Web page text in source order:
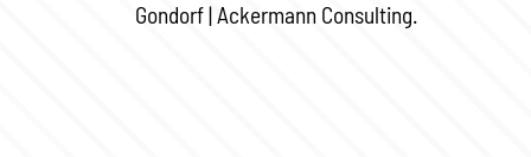
Gondorf | Ackermann Consulting.